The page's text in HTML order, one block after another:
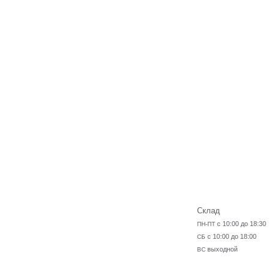
Склад
ПН-ПТ с 10:00 до 18:30
СБ с 10:00 до 18:00
ВС выходной